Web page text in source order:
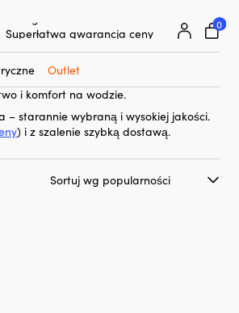
żeglarskich od 500 marek 0
Outlet
kamizelki ratunkowe są idealne
Mają dobrą wyporność, która może
są lekkie i kompaktowe dla
które wytrzymują długo –
i komfort na wodzie.
– starannie wybraną i wysokiej jakości.
) i z szalenie szybką dostawą.